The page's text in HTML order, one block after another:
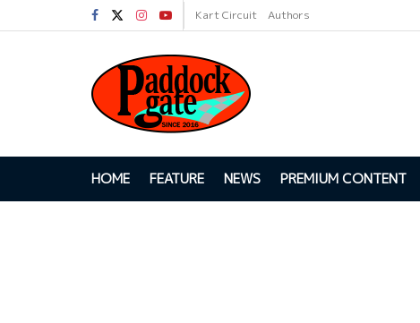
Kart Circuit Authors
HOME FEATURE NEWS PREMIUM CONTENT